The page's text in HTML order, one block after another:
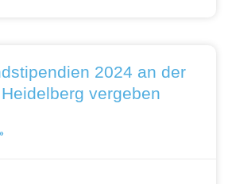
2024 an der
vergeben